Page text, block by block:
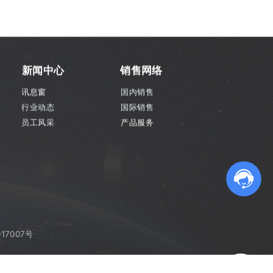
新闻中心
讯息窗
行业动态
员工风采
销售网络
国内销售
国际销售
产品服务
号